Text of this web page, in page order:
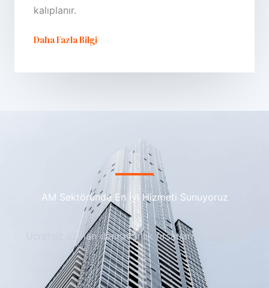
kalıplanır.
Daha Fazla Bilgi
AM Sektöründe En İyi Hizmeti Sunuyoruz
Ücretsiz uzman danışmanlık fırsatları sunuyoruz